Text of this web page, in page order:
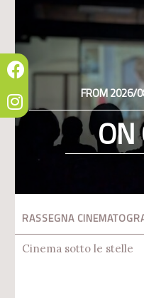
FROM 2026/
ON
RASSEGNA
Cinema sotto le stelle